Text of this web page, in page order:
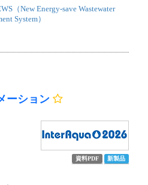
（New Energy-save Wastewater
System）
ーション
資料PDF 新製品